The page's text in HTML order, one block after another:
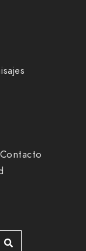
Contacto